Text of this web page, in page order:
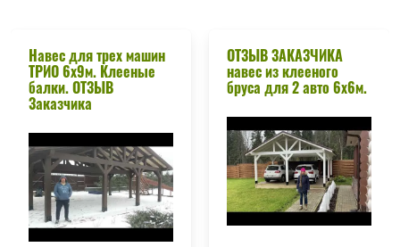
Навес для трех машин
ТРИО 6х9м. Клееные
балки. ОТЗЫВ
Заказчика
ОТЗЫВ ЗАКАЗЧИКА
навес из клееного
бруса для 2 авто 6х6м.